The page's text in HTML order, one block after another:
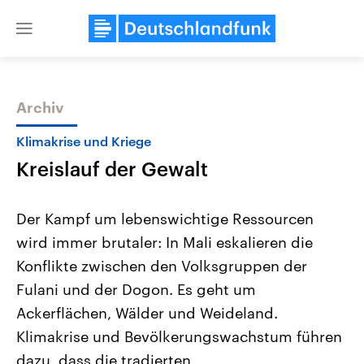
Close
Themen
Landtagswahl Sachsen-Anhalt
2026
Alle Informationen
Sachsen-Anhalt wählt am 6.
September 2026 einen neuen
Bundesland von einer Koalition aus
USA
Aktuelle Beiträge,
Hintergründe
Wirtschaftlich und
gehören die Vereinigten
Archiv
Klimakrise und Kriege
Kreislauf der Gewalt
Der Kampf um lebenswichtige Ressourcen
wird immer brutaler: In Mali eskalieren die
Konflikte zwischen den Volksgruppen der
Fulani und der Dogon. Es geht um
Ackerflächen, Wälder und Weideland.
Klimakrise und Bevölkerungswachstum führen
dazu, dass die tradierten